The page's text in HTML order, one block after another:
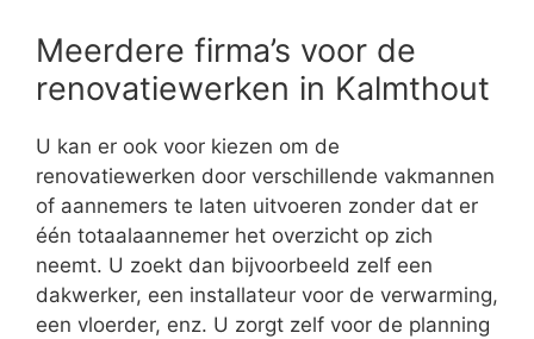
Meerdere firma’s voor de
renovatiewerken in Kalmthout
U kan er ook voor kiezen om de
renovatiewerken door verschillende vakmannen
of aannemers te laten uitvoeren zonder dat er
één totaalaannemer het overzicht op zich
neemt. U zoekt dan bijvoorbeeld zelf een
dakwerker, een installateur voor de verwarming,
een vloerder, enz. U zorgt zelf voor de planning